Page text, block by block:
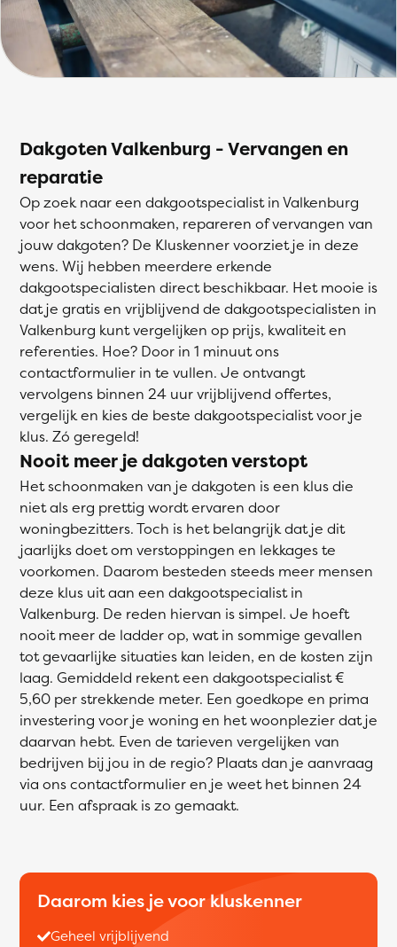
Dakgoten Valkenburg - Vervangen en
reparatie
Op zoek naar een dakgootspecialist in Valkenburg
voor het schoonmaken, repareren of vervangen van
jouw dakgoten? De Kluskenner voorziet je in deze
wens. Wij hebben meerdere erkende
dakgootspecialisten direct beschikbaar. Het mooie is
dat je gratis en vrijblijvend de dakgootspecialisten in
Valkenburg kunt vergelijken op prijs, kwaliteit en
referenties. Hoe? Door in 1 minuut ons
contactformulier in te vullen. Je ontvangt
vervolgens binnen 24 uur vrijblijvend offertes,
vergelijk en kies de beste dakgootspecialist voor je
klus. Zó geregeld!
Nooit meer je dakgoten verstopt
Het schoonmaken van je dakgoten is een klus die
niet als erg prettig wordt ervaren door
woningbezitters. Toch is het belangrijk dat je dit
jaarlijks doet om verstoppingen en lekkages te
voorkomen. Daarom besteden steeds meer mensen
deze klus uit aan een dakgootspecialist in
Valkenburg. De reden hiervan is simpel. Je hoeft
nooit meer de ladder op, wat in sommige gevallen
tot gevaarlijke situaties kan leiden, en de kosten zijn
laag. Gemiddeld rekent een dakgootspecialist €
5,60 per strekkende meter. Een goedkope en prima
investering voor je woning en het woonplezier dat je
daarvan hebt. Even de tarieven vergelijken van
bedrijven bij jou in de regio? Plaats dan je aanvraag
via ons contactformulier en je weet het binnen 24
uur. Een afspraak is zo gemaakt.
Daarom kies je voor kluskenner
Geheel vrijblijvend